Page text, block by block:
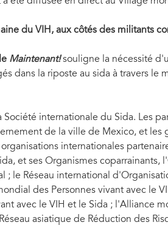
du VIH, aux côtés des militants
Maintenant! souligne la nécessité
dans la riposte au sida à travers le
internationale du Sida. Les
de la ville de Mexico, et les
internationales
et ses Organismes coparrainants,
; le Réseau international
des Personnes vivant avec le
avec le VIH et le Sida ; l'Alliance
asiatique de Réduction des